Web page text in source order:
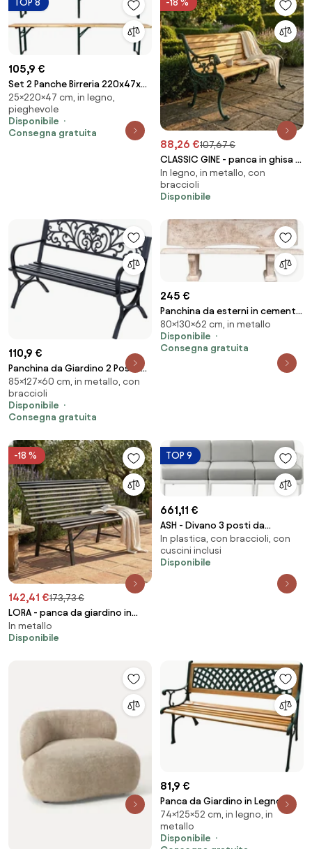
TOP 8
105,9 €
Set 2 Panche Birreria 220x47x25
cm a 3 Gambe...
25×220×47 cm, in legno,
pieghevole
Disponibile
Consegna gratuita
-18 %
88,26 €107,67 €
CLASSIC GINE - panca in ghisa e
legno
In legno, in metallo, con
braccioli
Disponibile
110,9 €
Panchina da Giardino 2 Posti in
Ghisa Lavorata Nero 127x60x85
cm...
85×127×60 cm, in metallo, con
braccioli
Disponibile
Consegna gratuita
245 €
Panchina da esterni in cemento
decorato 130 cm mod. Finto
pietra
80×130×62 cm, in metallo
Disponibile
Consegna gratuita
-18 %
142,41 €173,73 €
LORA - panca da giardino in
ferro
In metallo
Disponibile
TOP 9
661,11 €
ASH - Divano 3 posti da
giardino in polipropilene
In plastica, con braccioli, con
cuscini inclusi
Disponibile
81,9 €
Panca da Giardino in Legno e
Ghisa 52x125x74 cm Ranieri
Rombo...
74×125×52 cm, in legno, in
metallo
Disponibile